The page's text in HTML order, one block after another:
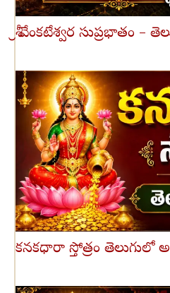
శ్రీ వేంకటేశ్వర సుప్రభాతం –
కనకధారా స్తోత్రం తెలుగులో